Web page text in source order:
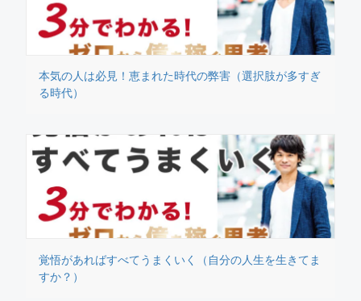
本気の人は必見！恵まれた時代の弊害（選択肢が多すぎ
る時代）
覚悟があればすべてうまくいく（自分の人生を生きてま
すか？）